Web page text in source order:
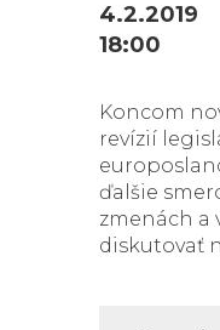
4.2.2019
18:00
Koncom
revízií
ďalšie
zmenách a
diskutovať